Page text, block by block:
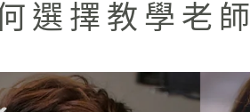
選擇教學老師